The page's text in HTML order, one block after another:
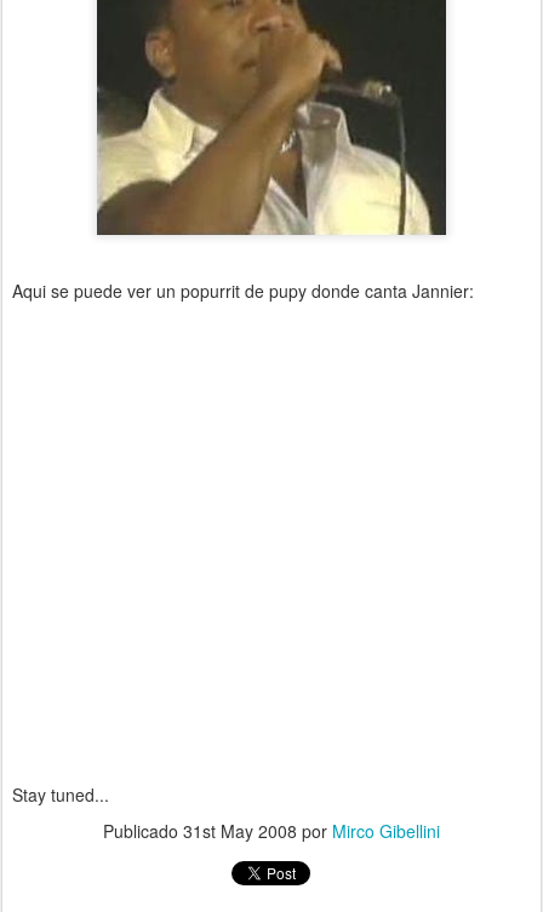
Aqui se puede ver un popurrit de pupy donde canta Jannier:
Stay tuned...
Publicado 31st May 2008 por Mirco Gibellini